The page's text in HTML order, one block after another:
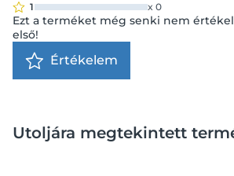
1
x 0
Ezt a terméket még senki nem
első!
Értékelem
Utoljára megtekintett